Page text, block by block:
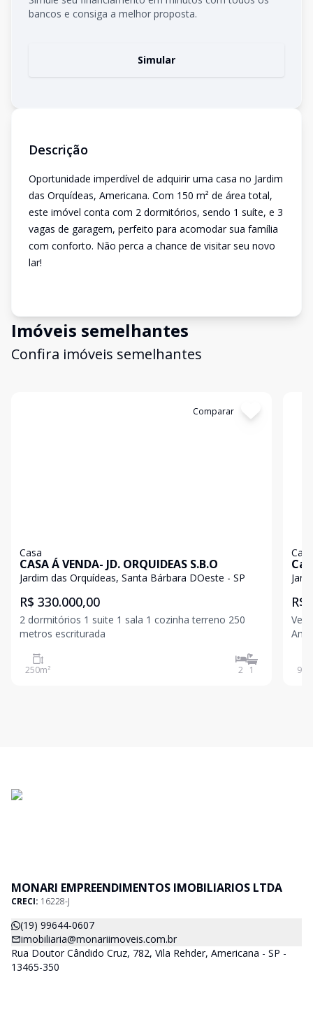
bancos e consiga a melhor proposta.
Simular
Descrição
Oportunidade imperdível de adquirir uma casa no Jardim
das Orquídeas, Americana. Com 150 m² de área total,
este imóvel conta com 2 dormitórios, sendo 1 suíte, e 3
vagas de garagem, perfeito para acomodar sua família
com conforto. Não perca a chance de visitar seu novo
lar!
Imóveis semelhantes
Confira imóveis semelhantes
Comparar
Casa
CASA Á VENDA- JD. ORQUIDEAS S.B.O
Jardim das Orquídeas, Santa Bárbara DOeste - SP
R$ 330.000,00
2 dormitórios 1 suite 1 sala 1 cozinha terreno 250
metros escriturada
250m² 2 1
Casa
R$
Americana-
90
MONARI EMPREENDIMENTOS IMOBILIARIOS LTDA
CRECI: 16228-J
(19) 99644-0607
imobiliaria@monariimoveis.com.br
Rua Doutor Cândido Cruz, 782, Vila Rehder, Americana - SP -
13465-350